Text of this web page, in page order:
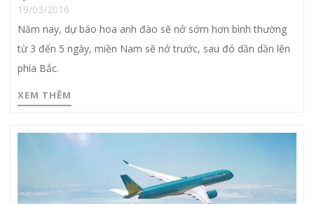
19/03/2016
Năm nay, dự báo hoa anh đào sẽ nở sớm hơn bình thường
từ 3 đến 5 ngày, miền Nam sẽ nở trước, sau đó dần dần lên
phía Bắc.
XEM THÊM